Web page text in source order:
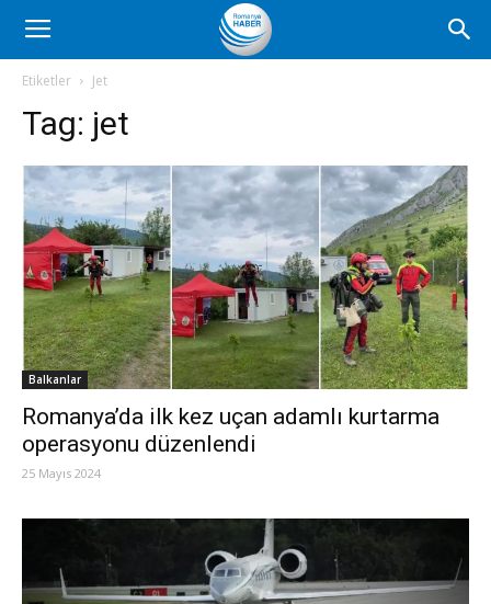
Romanya
Haber
Etiketler Jet
Tag: jet
Balkanlar
Romanya’da ilk kez uçan adamlı kurtarma
operasyonu düzenlendi
25 Mayıs 2024